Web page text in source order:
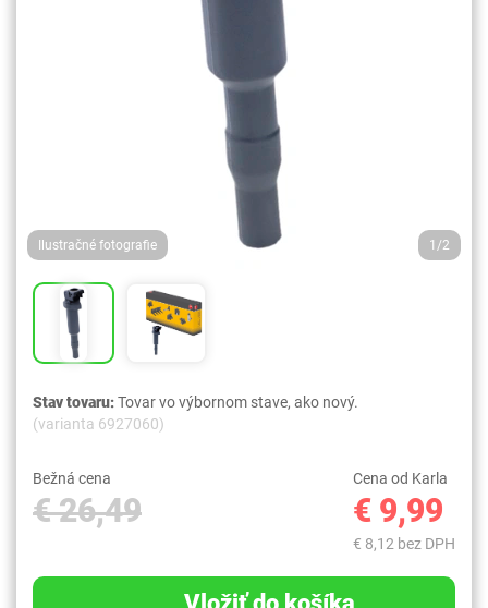
Ilustračné fotografie 1/2
Stav tovaru:Tovar vo výbornom stave, ako nový.
(varianta 6927060)
Bežná cena
€ 26,49
Cena od Karla
€ 9,99
€ 8,12 bez DPH